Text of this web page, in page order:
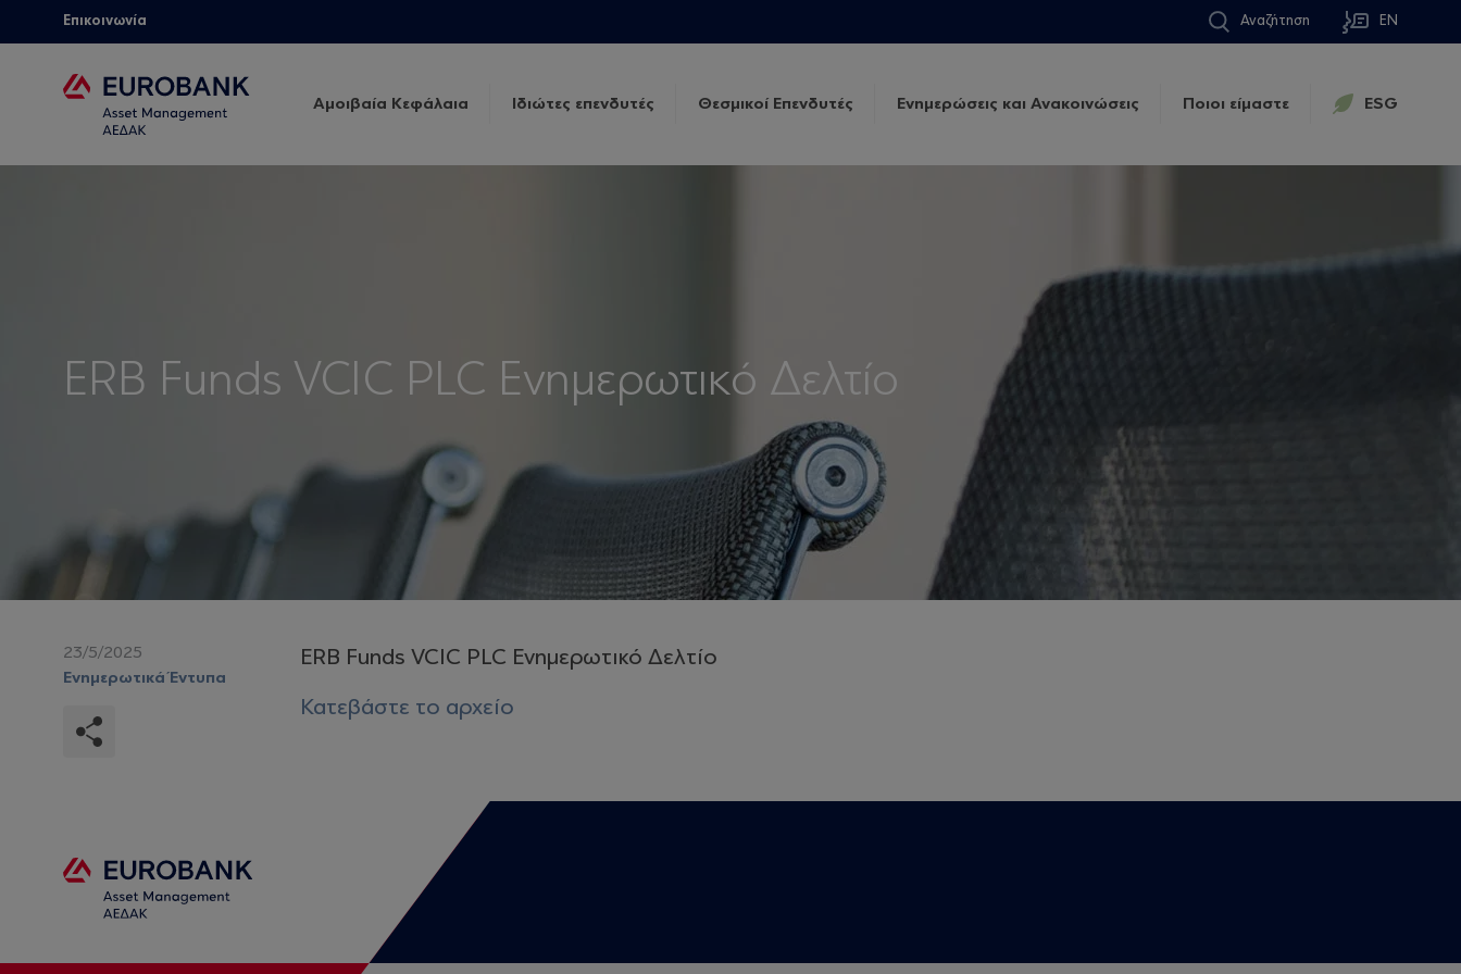
Επικοινωνία Αναζήτηση EN
Αμοιβαία Κεφάλαια Ιδιώτες επενδυτές Θεσμικοί Επενδυτές Ενημερώσεις και Ανακοινώσεις Ποιοι είμαστε ESG
ERB Funds VCIC PLC Ενημερωτικό Δελτίο
23/5/2025
Ενημερωτικά Έντυπα
ERB Funds VCIC PLC Ενημερωτικό Δελτίο
Κατεβάστε το αρχείο